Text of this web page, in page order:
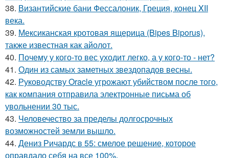
38. Византийские бани Фессалоник, Греция, конец XII
века.
39. Мексиканская кротовая ящерица (Bipes Biporus),
также известная как айолот.
40. Почему у кого-то вес уходит легко, а у кого-то - нет?
41. Один из самых заметных звездопадов весны.
42. Руководству Oracle угрожают убийством после того,
как компания отправила электронные письма об
увольнении 30 тыс.
43. Человечество за пределы долгосрочных
возможностей земли вышло.
44. Дениз Ричардс в 55: смелое решение, которое
оправдало себя на все 100%.